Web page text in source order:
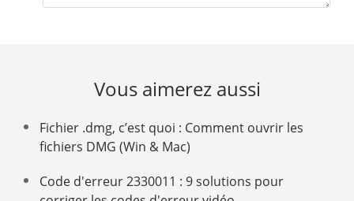
Vous aimerez aussi
Fichier .dmg, c’est quoi : Comment ouvrir les
fichiers DMG (Win & Mac)
Code d'erreur 2330011 : 9 solutions pour